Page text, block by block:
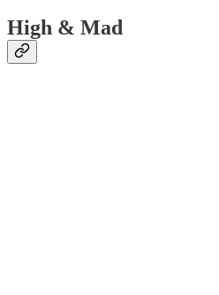
High & Mad